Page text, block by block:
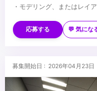
・モデリング、またはレイ
・映像制作パイプラインの
・長編映像・ハイエンドCG
・Houdini／Geometry
・Unreal Engine／Unity 等
・AIを活用した映像制作の
・Python 等によるツール
...
応募する 💬 気にな
募集開始日 : 2026年04月23日